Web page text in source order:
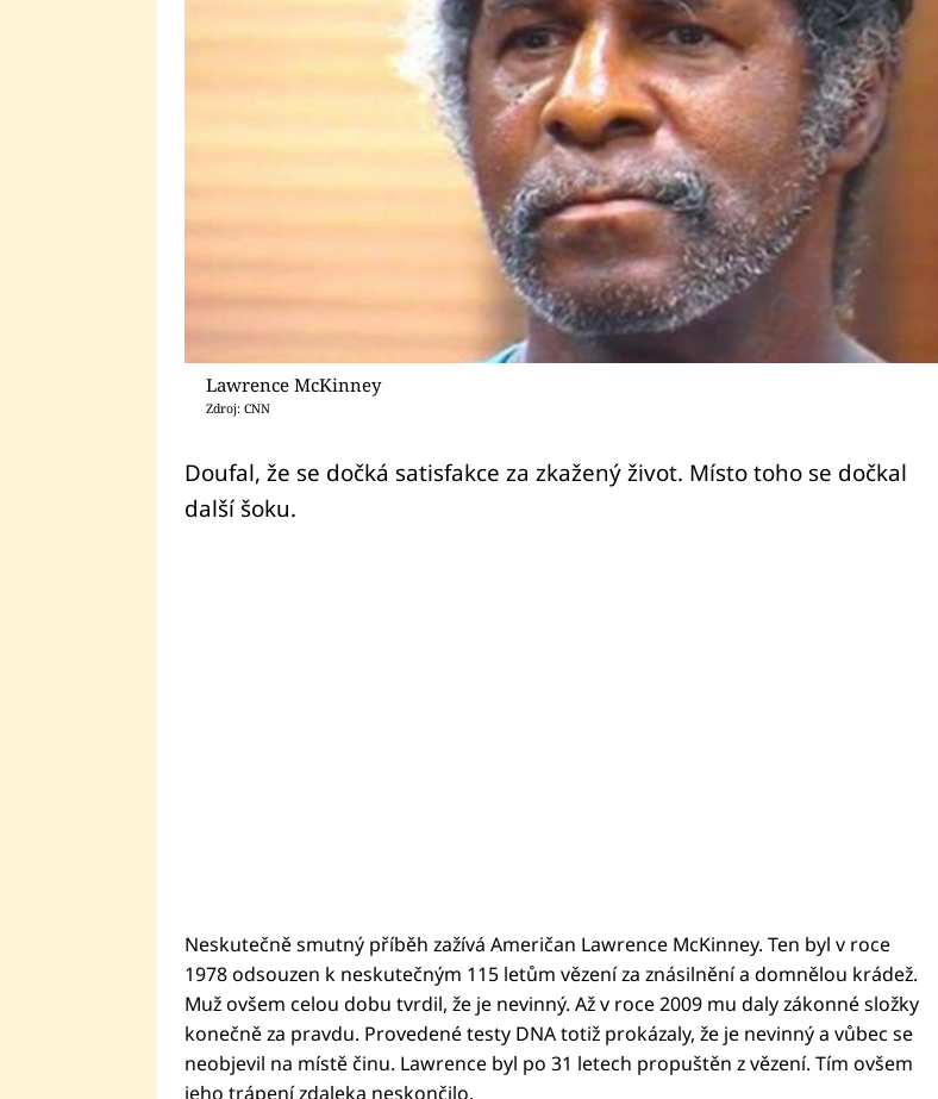
Lawrence McKinney
Zdroj: CNN
Doufal, že se dočká satisfakce za zkažený život. Místo toho se dočkal
další šoku.
Neskutečně smutný příběh zažívá Američan Lawrence McKinney. Ten byl v roce
1978 odsouzen k neskutečným 115 letům vězení za znásilnění a domnělou krádež.
Muž ovšem celou dobu tvrdil, že je nevinný. Až v roce 2009 mu daly zákonné složky
konečně za pravdu. Provedené testy DNA totiž prokázaly, že je nevinný a vůbec se
neobjevil na místě činu. Lawrence byl po 31 letech propuštěn z vězení. Tím ovšem
jeho trápení zdaleka neskončilo.